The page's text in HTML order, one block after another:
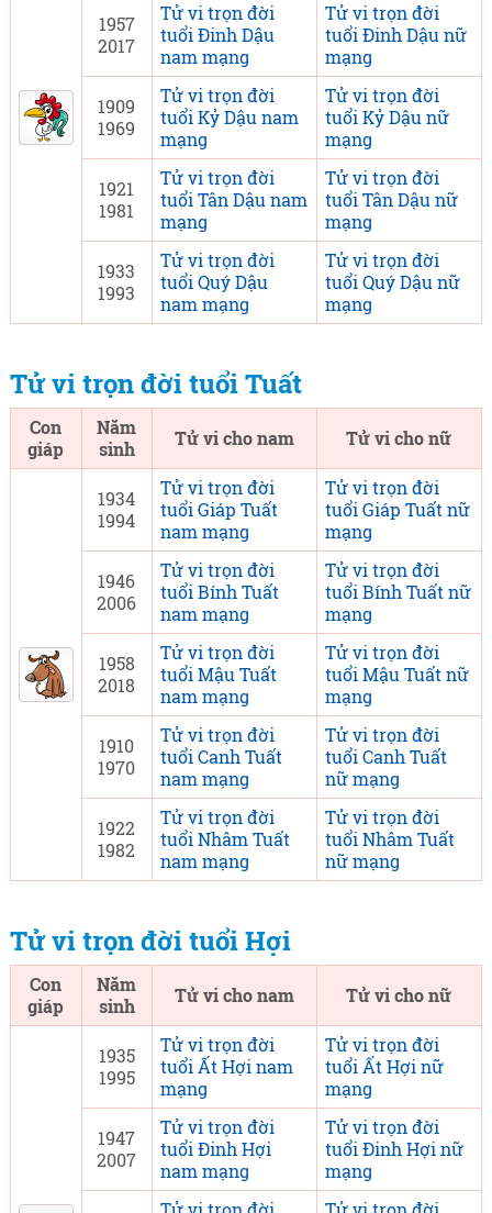
1957
2017
Tử vi trọn đời
tuổi Đinh Dậu
nam mạng
Tử vi trọn đời
tuổi Đinh Dậu nữ
mạng
1909
1969
Tử vi trọn đời
tuổi Kỷ Dậu nam
mạng
Tử vi trọn đời
tuổi Kỷ Dậu nữ
mạng
1921
1981
Tử vi trọn đời
tuổi Tân Dậu nam
mạng
Tử vi trọn đời
tuổi Tân Dậu nữ
mạng
1933
1993
Tử vi trọn đời
tuổi Quý Dậu
nam mạng
Tử vi trọn đời
tuổi Quý Dậu nữ
mạng
Tử vi trọn đời tuổi Tuất
Con
giáp
Năm
sinh
Tử vi cho nam Tử vi cho nữ
1934
1994
Tử vi trọn đời
tuổi Giáp Tuất
nam mạng
Tử vi trọn đời
tuổi Giáp Tuất nữ
mạng
1946
2006
Tử vi trọn đời
tuổi Bính Tuất
nam mạng
Tử vi trọn đời
tuổi Bính Tuất nữ
mạng
1958
2018
Tử vi trọn đời
tuổi Mậu Tuất
nam mạng
Tử vi trọn đời
tuổi Mậu Tuất nữ
mạng
1910
1970
Tử vi trọn đời
tuổi Canh Tuất
nam mạng
Tử vi trọn đời
tuổi Canh Tuất
nữ mạng
1922
1982
Tử vi trọn đời
tuổi Nhâm Tuất
nam mạng
Tử vi trọn đời
tuổi Nhâm Tuất
nữ mạng
Tử vi trọn đời tuổi Hợi
Con
giáp
Năm
sinh
Tử vi cho nam Tử vi cho nữ
1935
1995
Tử vi trọn đời
tuổi Ất Hợi nam
mạng
Tử vi trọn đời
tuổi Ất Hợi nữ
mạng
1947
2007
Tử vi trọn đời
tuổi Đinh Hợi
nam mạng
Tử vi trọn đời
tuổi Đinh Hợi nữ
mạng